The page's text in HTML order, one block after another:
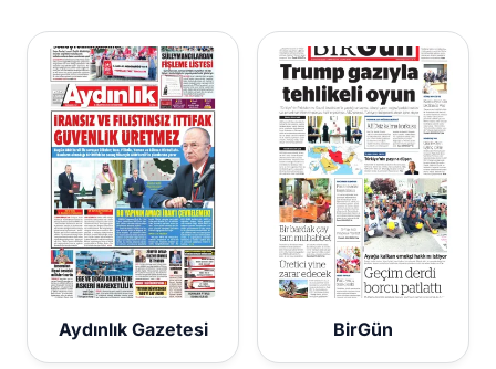
Aydınlık Gazetesi BirGün